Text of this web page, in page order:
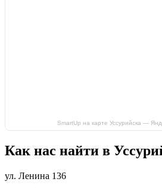
SmartUp на карте Уссурийска —
Как нас найти в
ул. Ленина 136